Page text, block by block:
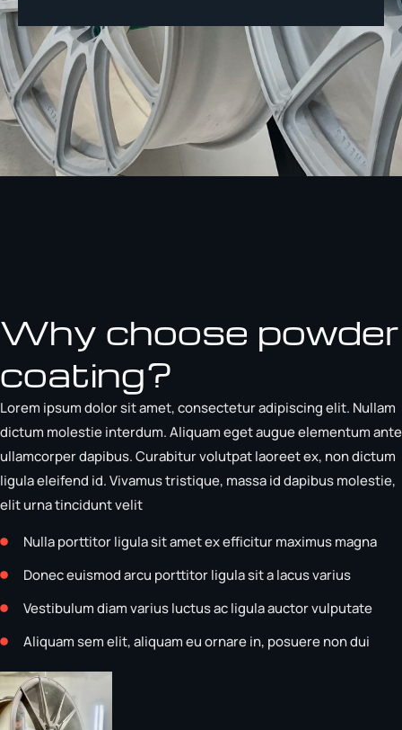
Why choose powder
coating?
Lorem ipsum dolor sit amet, consectetur adipiscing elit. Nullam
dictum molestie interdum. Aliquam eget augue elementum ante
ullamcorper dapibus. Curabitur volutpat laoreet ex, non dictum
ligula eleifend id. Vivamus tristique, massa id dapibus molestie,
elit urna tincidunt velit
Nulla porttitor ligula sit amet ex efficitur maximus magna
Donec euismod arcu porttitor ligula sit a lacus varius
Vestibulum diam varius luctus ac ligula auctor vulputate
Aliquam sem elit, aliquam eu ornare in, posuere non dui